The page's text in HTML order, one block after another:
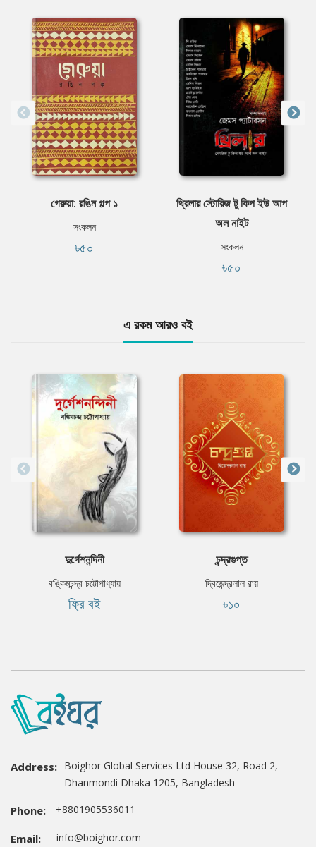
গেরুয়া: রঙিন গল্প ১
সংকলন
৳৫০
থ্রিলার স্টোরিজ টু কিপ ইউ আপ
অল নাইট
সংকলন
৳৫০
এ রকম আরও বই
দুর্গেশনন্দিনী
বঙ্কিমচন্দ্র চট্টোপাধ্যায়
ফ্রি বই
চন্দ্রগুপ্ত
দ্বিজেন্দ্রলাল রায়
৳১০
Address: Boighor Global Services Ltd House 32, Road 2,
Dhanmondi Dhaka 1205, Bangladesh
Phone: +8801905536011
Email: info@boighor.com